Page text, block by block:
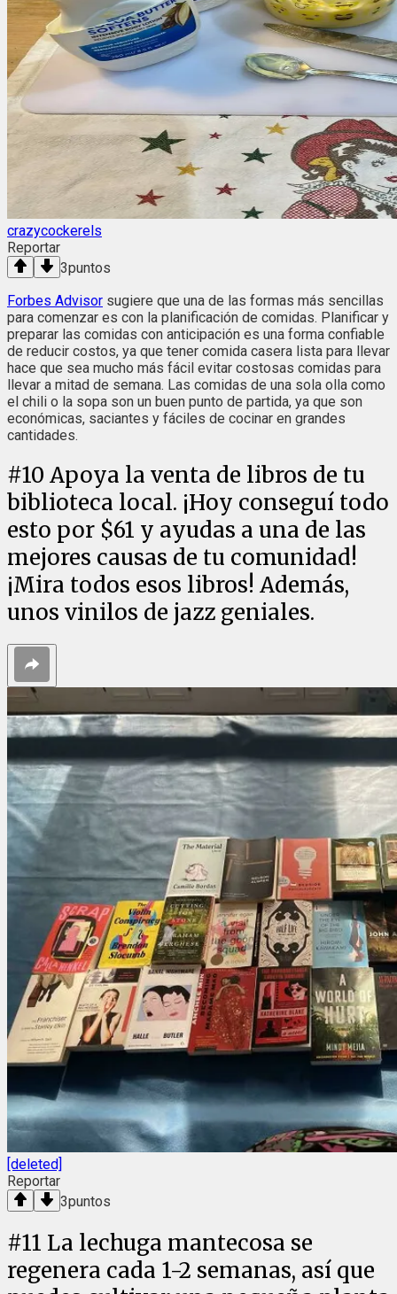
crazycockerels
Reportar
3puntos
Forbes Advisor sugiere que una de las formas más sencillas
para comenzar es con la planificación de comidas. Planificar y
preparar las comidas con anticipación es una forma confiable
de reducir costos, ya que tener comida casera lista para llevar
hace que sea mucho más fácil evitar costosas comidas para
llevar a mitad de semana. Las comidas de una sola olla como
el chili o la sopa son un buen punto de partida, ya que son
económicas, saciantes y fáciles de cocinar en grandes
cantidades.
#10 Apoya la venta de libros de tu
biblioteca local. ¡Hoy conseguí todo
esto por $61 y ayudas a una de las
mejores causas de tu comunidad!
¡Mira todos esos libros! Además,
unos vinilos de jazz geniales.
[deleted]
Reportar
3puntos
#11 La lechuga mantecosa se
regenera cada 1-2 semanas, así que